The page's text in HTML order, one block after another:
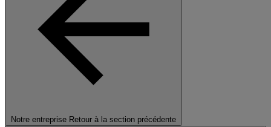
Notre entreprise Retour à la section précédente